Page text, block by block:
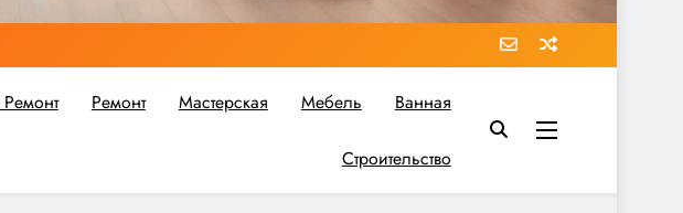
Мастерской Советов вы найдете все необходимое для реализации своих идей!
Ремонт Мастерская Мебель Ванная
Строительство